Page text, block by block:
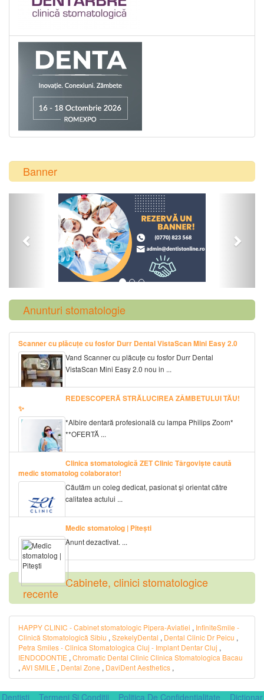
Banner
Previous
Anunturi stomatologie
Scanner cu plăcuțe cu fosfor Durr Dental VistaScan Mini Easy 2.0
Vand Scanner cu plăcuțe cu fosfor Durr Dental
VistaScan Mini Easy 2.0 nou in ...
REDESCOPERĂ STRĂLUCIREA ZÂMBETULUI TĂU!
✨
*Albire dentară profesională cu lampa Philips Zoom*
**OFERTĂ ...
Clinica stomatologică ZET Clinic Târgoviște caută
medic stomatolog colaborator!
Căutăm un coleg dedicat, pasionat și orientat către
calitatea actului ...
Medic stomatolog | Pitești
Anunt dezactivat. ...
Cabinete, clinici stomatologice
recente
HAPPY CLINIC - Cabinet stomatologic Pipera-Aviatiei , InfiniteSmile -
Clinică Stomatologică Sibiu , SzekelyDental , Dental Clinic Dr Peicu ,
Petra Smiles - Clinica Stomatologica Cluj - Implant Dentar Cluj ,
IENDODONTIE , Chromatic Dental Clinic Clinica Stomatologica Bacau
, AVI SMILE , Dental Zone , DaviDent Aesthetics ,
Dentisti Termeni Si Conditii Politica De Confidentialitate Dictionar